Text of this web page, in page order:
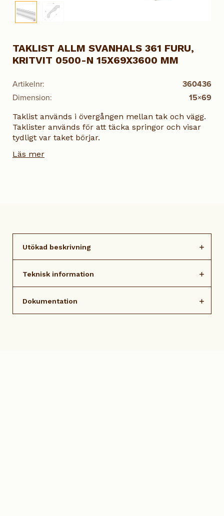
Artikelnr:
360436
Dimension:
15×69
TAKLIST ALLM SVANHALS 361 FURU,
KRITVIT 0500-N 15X69X3600 MM
Taklist används i övergången mellan tak och vägg.
Taklister används för att täcka springor och visar
tydligt var taket börjar.
Läs mer
Utökad beskrivning
Teknisk information
Dokumentation